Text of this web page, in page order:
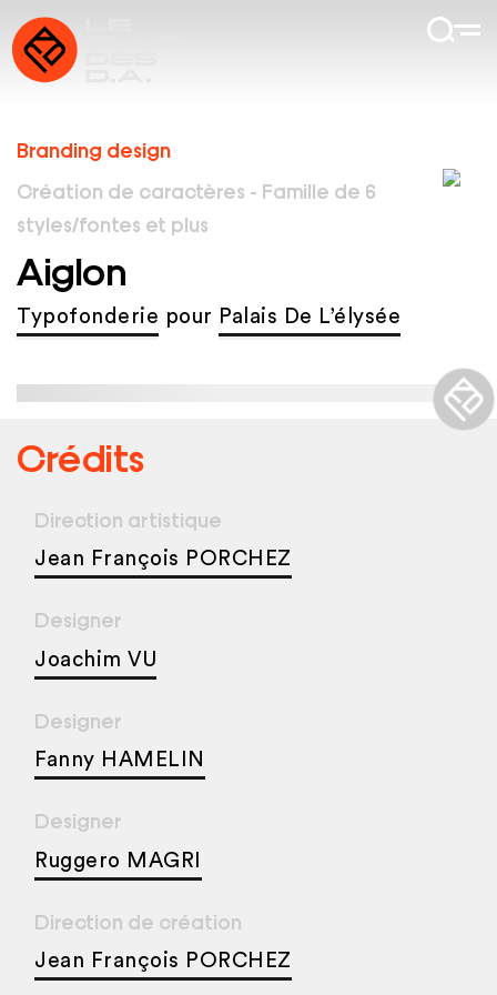
Branding design
Création de caractères - Famille de 6
styles/fontes et plus
Aiglon
Typofonderie pour Palais De L’élysée
Crédits
Direction artistique
Jean François PORCHEZ
Designer
Joachim VU
Designer
Fanny HAMELIN
Designer
Ruggero MAGRI
Direction de création
Jean François PORCHEZ